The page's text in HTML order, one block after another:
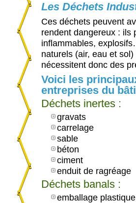
Les Déchets
Ces déchets peuvent
rendent dangereux : ils
inflammables,
naturels (air, eau et
nécessitent donc des
Voici les
entreprises du
Déchets inertes :
gravats
carrelage
sable
béton
ciment
enduit de ragréage
Déchets banals :
emballage plastique